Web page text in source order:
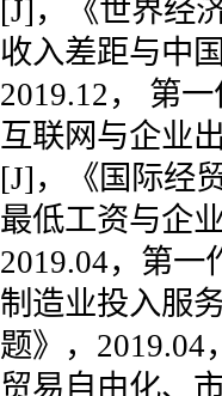
[J] ， 《世界经
收入差距与中
2019.12 ，
第一
互联网与企业
[J] ， 《国际经
最低工资与企
2019.04， 第一
制造业投入服
题》 ， 2019.04
贸易自由化、